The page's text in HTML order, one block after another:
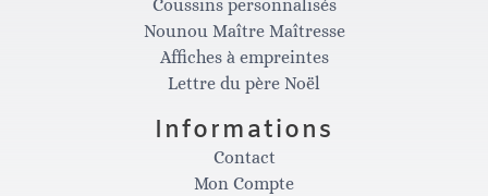
s
t
a
c
e
b
Coussins personnalisés
Nounou Maître Maîtresse
Affiches à empreintes
Lettre du père Noël
Informations
Contact
Mon Compte